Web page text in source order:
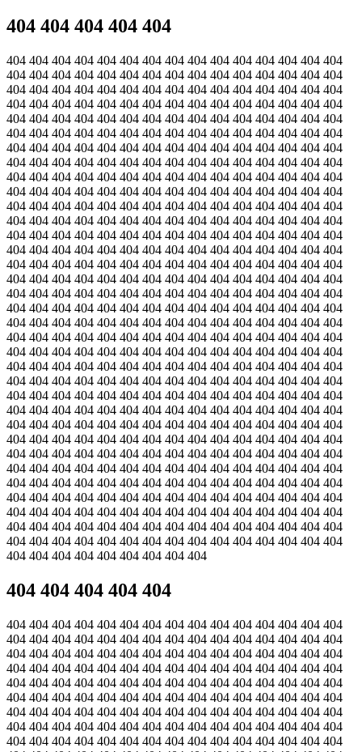
404 404 404 404 404
404 404 404 404 404 404 404 404 404 404 404 404 404 404 404
404 404 404 404 404 404 404 404 404 404 404 404 404 404 404
404 404 404 404 404 404 404 404 404 404 404 404 404 404 404
404 404 404 404 404 404 404 404 404 404 404 404 404 404 404
404 404 404 404 404 404 404 404 404 404 404 404 404 404 404
404 404 404 404 404 404 404 404 404 404 404 404 404 404 404
404 404 404 404 404 404 404 404 404 404 404 404 404 404 404
404 404 404 404 404 404 404 404 404 404 404 404 404 404 404
404 404 404 404 404 404 404 404 404 404 404 404 404 404 404
404 404 404 404 404 404 404 404 404 404 404 404 404 404 404
404 404 404 404 404 404 404 404 404 404 404 404 404 404 404
404 404 404 404 404 404 404 404 404 404 404 404 404 404 404
404 404 404 404 404 404 404 404 404 404 404 404 404 404 404
404 404 404 404 404 404 404 404 404 404 404 404 404 404 404
404 404 404 404 404 404 404 404 404 404 404 404 404 404 404
404 404 404 404 404 404 404 404 404 404 404 404 404 404 404
404 404 404 404 404 404 404 404 404 404 404 404 404 404 404
404 404 404 404 404 404 404 404 404 404 404 404 404 404 404
404 404 404 404 404 404 404 404 404 404 404 404 404 404 404
404 404 404 404 404 404 404 404 404 404 404 404 404 404 404
404 404 404 404 404 404 404 404 404 404 404 404 404 404 404
404 404 404 404 404 404 404 404 404 404 404 404 404 404 404
404 404 404 404 404 404 404 404 404 404 404 404 404 404 404
404 404 404 404 404 404 404 404 404 404 404 404 404 404 404
404 404 404 404 404 404 404 404 404 404 404 404 404 404 404
404 404 404 404 404 404 404 404 404 404 404 404 404 404 404
404 404 404 404 404 404 404 404 404 404 404 404 404 404 404
404 404 404 404 404 404 404 404 404 404 404 404 404 404 404
404 404 404 404 404 404 404 404 404 404 404 404 404 404 404
404 404 404 404 404 404 404 404 404 404 404 404 404 404 404
404 404 404 404 404 404 404 404 404 404 404 404 404 404 404
404 404 404 404 404 404 404 404 404 404 404 404 404 404 404
404 404 404 404 404 404 404 404 404 404 404 404 404 404 404
404 404 404 404 404 404 404 404 404 404 404 404 404 404 404
404 404 404 404 404 404 404 404 404
404 404 404 404 404
404 404 404 404 404 404 404 404 404 404 404 404 404 404 404
404 404 404 404 404 404 404 404 404 404 404 404 404 404 404
404 404 404 404 404 404 404 404 404 404 404 404 404 404 404
404 404 404 404 404 404 404 404 404 404 404 404 404 404 404
404 404 404 404 404 404 404 404 404 404 404 404 404 404 404
404 404 404 404 404 404 404 404 404 404 404 404 404 404 404
404 404 404 404 404 404 404 404 404 404 404 404 404 404 404
404 404 404 404 404 404 404 404 404 404 404 404 404 404 404
404 404 404 404 404 404 404 404 404 404 404 404 404 404 404